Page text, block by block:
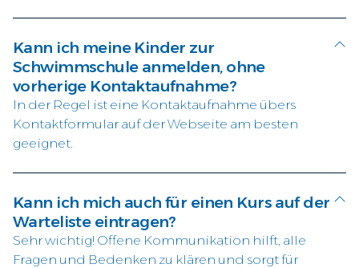
Kann ich meine Kinder zur
Schwimmschule anmelden, ohne
vorherige Kontaktaufnahme?
In der Regel ist eine Kontaktaufnahme übers
Kontaktformular auf der Webseite am besten
geeignet.
Kann ich mich auch für einen Kurs auf der
Warteliste eintragen?
Sehr wichtig! Offene Kommunikation hilft, alle
Fragen und Bedenken zu klären und sorgt für